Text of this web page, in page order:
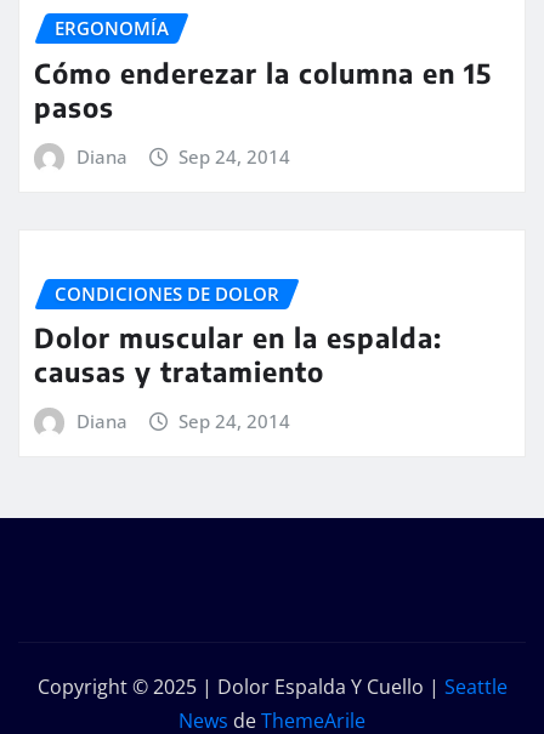
ERGONOMÍA
Cómo enderezar la columna en 15
pasos
Diana Sep 24, 2014
CONDICIONES DE DOLOR
Dolor muscular en la espalda:
causas y tratamiento
Diana Sep 24, 2014
Copyright © 2025 | Dolor Espalda Y Cuello | Seattle
News deThemeArile